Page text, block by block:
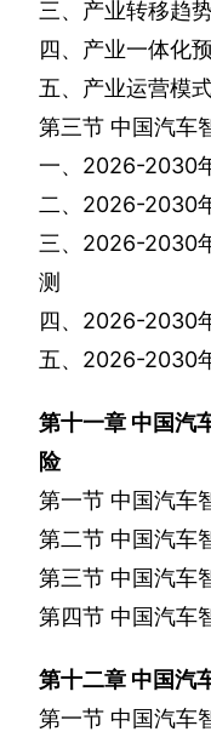
三、产业转移趋
四、产业一体化
五、产业运营模
第三节 中国汽车
一、 2026-2030
二、 2026-2030
三、 2026-2030
测
四、 2026-2030
五、 2026-2030
第十一章 中国汽
险
第一节 中国汽车
第二节 中国汽车
第三节 中国汽车
第四节 中国汽车
第十二章 中国汽
第一节 中国汽车